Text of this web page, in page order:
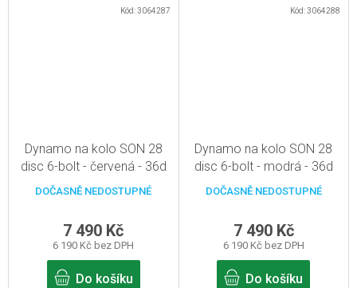
Dynamo na kolo SON 28
disc 6-bolt - červená - 36d
DOČASNĚ NEDOSTUPNÉ
6 190 Kč bez DPH
7 490 Kč
Do košíku
Kód:3064287
Dynamo na kolo SON 28
disc 6-bolt - modrá - 36d
DOČASNĚ NEDOSTUPNÉ
6 190 Kč bez DPH
7 490 Kč
Do košíku
Kód:3064288